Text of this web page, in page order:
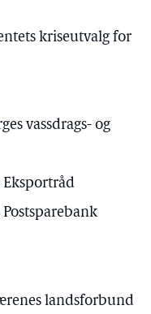
kriseutvalg for
vassdrags- og
Eksportråd
landsforbund